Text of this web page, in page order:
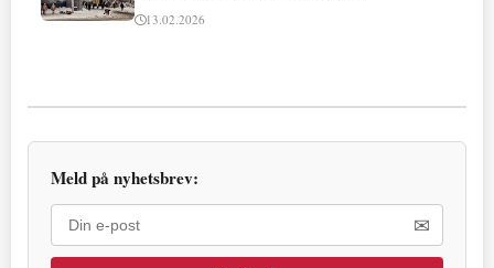
13.02.2026
Meld på nyhetsbrev:
✉